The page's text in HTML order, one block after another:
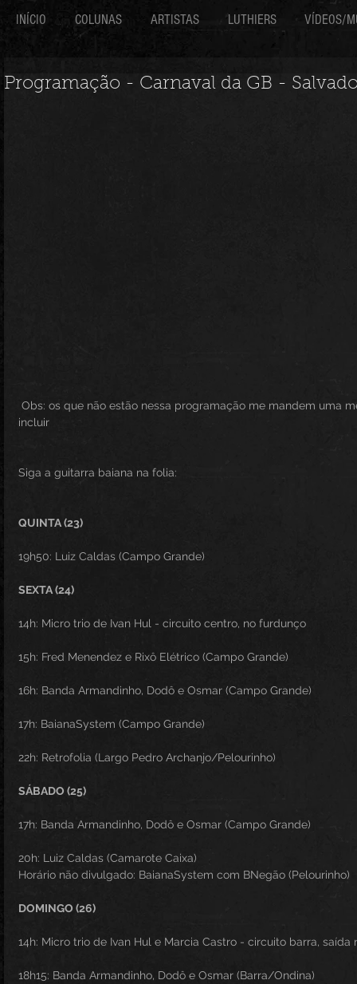
INÍCIO COLUNAS ARTISTAS LUTHIERS VÍDEOS/
Programação - Carnaval da GB -
Obs: os que não estão nessa programação me mandem uma
incluir
Siga a guitarra baiana na folia:
QUINTA (23)
19h50: Luiz Caldas (Campo Grande)
SEXTA (24)
14h: Micro trio de Ivan Hul - circuito centro, no furdunço
15h: Fred Menendez e Rixô Elétrico (Campo Grande)
16h: Banda Armandinho, Dodô e Osmar (Campo Grande)
17h: BaianaSystem (Campo Grande)
22h: Retrofolia (Largo Pedro Archanjo/Pelourinho)
SÁBADO (25)
17h: Banda Armandinho, Dodô e Osmar (Campo Grande)
20h: Luiz Caldas (Camarote Caixa)
Horário não divulgado: BaianaSystem com BNegão (Pelourinho)
DOMINGO (26)
14h: Micro trio de Ivan Hul e Marcia Castro - circuito barra, saída
18h15: Banda Armandinho, Dodô e Osmar (Barra/Ondina)